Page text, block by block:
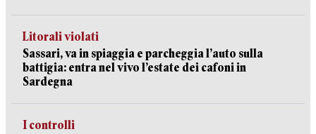
Litorali violati
Sassari, va in spiaggia e parcheggia l’auto sulla
battigia: entra nel vivo l’estate dei cafoni in
Sardegna
I controlli